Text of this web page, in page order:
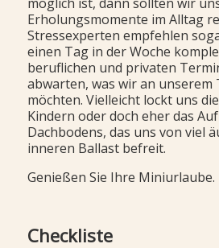
Erholungsmomente im Alltag
Stressexperten empfehlen
einen Tag in der Woche
beruflichen und privaten
abwarten, was wir an unserem
möchten. Vielleicht lockt uns
Kindern oder doch eher das
Dachbodens, das uns von viel
inneren Ballast befreit.
Genießen Sie Ihre Miniurlaube.
Checkliste